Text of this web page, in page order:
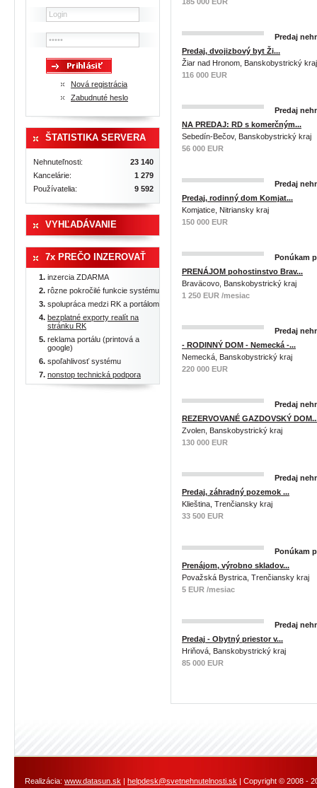
Nová registrácia
Zabudnuté heslo
ŠTATISTIKA SERVERA
Nehnuteľnosti:
23 140
Kancelárie:
1 279
Používatelia:
9 592
VYHĽADÁVANIE
7x PREČO INZEROVAŤ
inzercia ZDARMA
rôzne pokročilé funkcie systému
spolupráca medzi RK a portálom
bezplatné exporty realít na
stránku RK
reklama portálu (printová a
google)
spoľahlivosť systému
nonstop technická podpora
Predaj
Predaj, dvojizbový byt Ži...
Žiar nad Hronom, Banskobystrický kraj
116 000 EUR
Predaj
NA PREDAJ: RD s komerčným...
Sebedín-Bečov, Banskobystrický kraj
56 000 EUR
Predaj
Predaj, rodinný dom Komjat...
Komjatice, Nitriansky kraj
150 000 EUR
Ponúkam
PRENÁJOM pohostinstvo Brav...
Braväcovo, Banskobystrický kraj
1 250 EUR /mesiac
Predaj
- RODINNÝ DOM - Nemecká -...
Nemecká, Banskobystrický kraj
220 000 EUR
Predaj
REZERVOVANÉ GAZDOVSKÝ
Zvolen, Banskobystrický kraj
130 000 EUR
Predaj
Predaj, záhradný pozemok ...
Klieština, Trenčiansky kraj
33 500 EUR
Ponúkam
Prenájom, výrobno skladov...
Považská Bystrica, Trenčiansky kraj
5 EUR /mesiac
Predaj
Predaj - Obytný priestor v...
Hriňová, Banskobystrický kraj
85 000 EUR
Realizácia: www.datasun.sk | helpdesk@svetnehnutelnosti.sk | Copyright © 2008 -